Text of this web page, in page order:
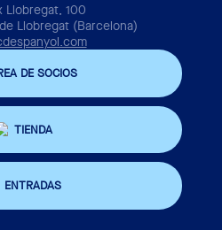
Llobregat, 100
Llobregat (Barcelona)
DE SOCIOS
TIENDA
ENTRADAS